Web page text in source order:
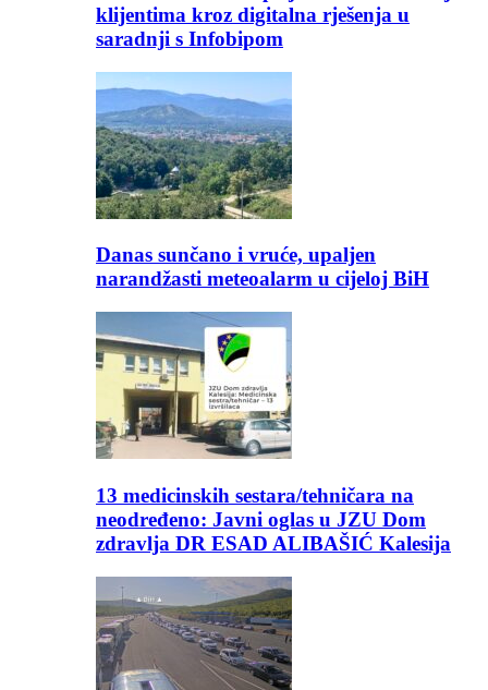
klijentima kroz digitalna rješenja u
saradnji s Infobipom
Danas sunčano i vruće, upaljen
narandžasti meteoalarm u cijeloj BiH
13 medicinskih sestara/tehničara na
neodređeno: Javni oglas u JZU Dom
zdravlja DR ESAD ALIBAŠIĆ Kalesija